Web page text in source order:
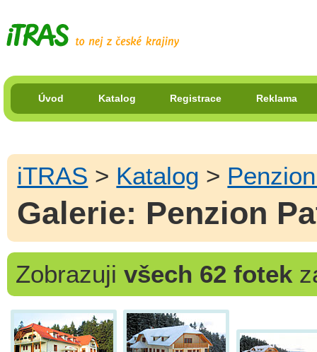
Úvod Katalog Registrace Reklama
iTRAS > Katalog >
Galerie: Penzion
Zobrazuji všech 62 fotek